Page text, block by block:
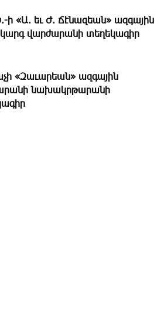
ի «Ա. եւ Ժ. ­Ճէնազեան» ազգային
վարժարանի տեղեկագիր
«Զաւարեան» ազգային
նախակրթարանի